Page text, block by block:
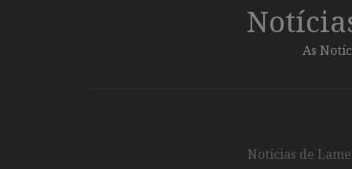
As
Notícias de